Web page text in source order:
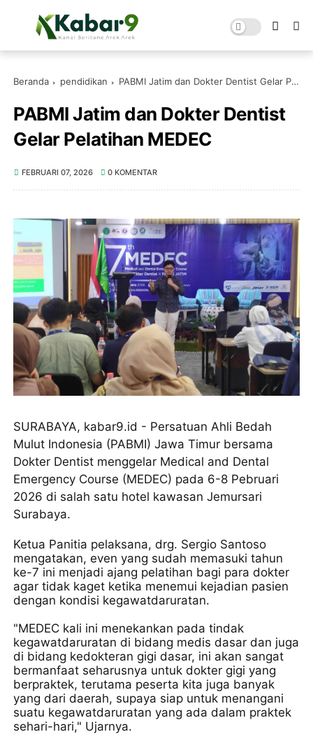
Beranda pendidikan PABMI Jatim dan Dokter Dentist Gelar Pelatihan MEDEC
PABMI Jatim dan Dokter Dentist
Gelar Pelatihan MEDEC
FEBRUARI 07, 2026 0 KOMENTAR
SURABAYA, kabar9.id - Persatuan Ahli Bedah
Mulut Indonesia (PABMI) Jawa Timur bersama
Dokter Dentist menggelar Medical and Dental
Emergency Course (MEDEC) pada 6-8 Pebruari
2026 di salah satu hotel kawasan Jemursari
Surabaya.
Ketua Panitia pelaksana, drg. Sergio Santoso
mengatakan, even yang sudah memasuki tahun
ke-7 ini menjadi ajang pelatihan bagi para dokter
agar tidak kaget ketika menemui kejadian pasien
dengan kondisi kegawatdaruratan.
"MEDEC kali ini menekankan pada tindak
kegawatdaruratan di bidang medis dasar dan juga
di bidang kedokteran gigi dasar, ini akan sangat
bermanfaat seharusnya untuk dokter gigi yang
berpraktek, terutama peserta kita juga banyak
yang dari daerah, supaya siap untuk menangani
suatu kegawatdaruratan yang ada dalam praktek
sehari-hari," Ujarnya.